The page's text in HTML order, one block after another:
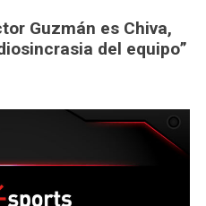
Guzmán es Chiva,
del equipo”